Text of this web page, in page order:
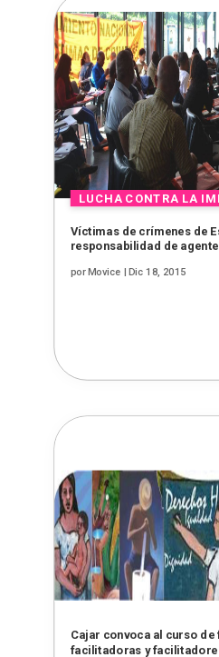
Víctimas de crímenes de
responsabilidad de
porMovice | Dic 18, 2015
Cajar convoca al curso
facilitadoras y